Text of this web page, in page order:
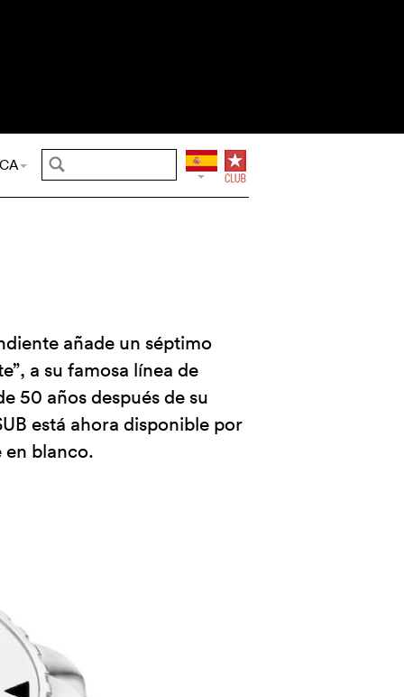
añade un séptimo
a su famosa línea de
50 años después de su
está ahora disponible por
blanco.